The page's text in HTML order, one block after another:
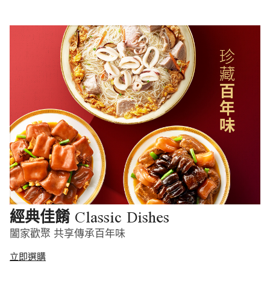
經典佳餚 Classic Dishes
闔家歡聚 共享傳承百年味
立即選購